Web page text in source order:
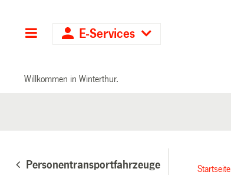
Hauptnavigation
E-Services
Willkommen in Winterthur.
Personentransportfahrzeuge Startseite